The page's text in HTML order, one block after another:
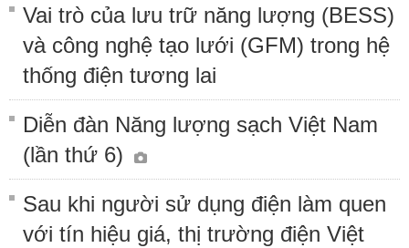
Vai trò của lưu trữ năng lượng (BESS)
và công nghệ tạo lưới (GFM) trong hệ
thống điện tương lai
Diễn đàn Năng lượng sạch Việt Nam
(lần thứ 6)
Sau khi người sử dụng điện làm quen
với tín hiệu giá, thị trường điện Việt